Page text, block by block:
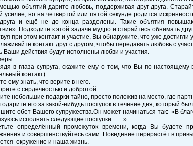
объятий дарите любовь, поддерживая друг друга.
усилие, но на четвёртой или пятой секунде родится
и ещё не до конца разделены. Такие объятия
Подходите к этой задаче мудро и старайтесь обнимать
при этом контакт и участие, Вы обнаружите, что уже
контакт друг с другом, чтобы передавать любовь с
Ваши действия будут исполнены любви и участия.
в глаза супруга, скажите ему о том, что Вы по-
контакт).
ему знать, что верите в него.
с сердечностью и добротой.
небольшие подарки тайно, просто положив на место, где
его за какой-нибудь поступок в течение дня, который
обет Вашего супружества.Он может начинаться так: «В
исполнять следующие поступки: . . . »
определённый промежуток времени, когда Вы будете
и совершенствуйтесь сами. Поведение перерастёт в
окружение и наша жизнь.